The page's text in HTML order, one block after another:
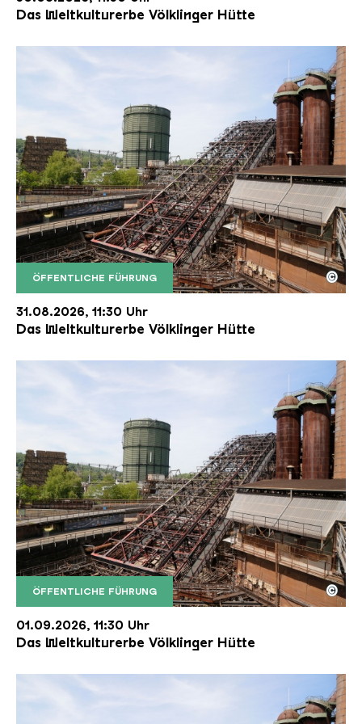
Das Weltkulturerbe Völklinger Hütte
ÖFFENTLICHE FÜHRUNG
Der Erzschrägaufzug der Völklinger Hütte mit
Copyright: Weltkulturerbe Völklinger Hütte | Karl
©
31.08.2026, 11:30 Uhr
Das Weltkulturerbe Völklinger Hütte
ÖFFENTLICHE FÜHRUNG
Der Erzschrägaufzug der Völklinger Hütte mit
Copyright: Weltkulturerbe Völklinger Hütte | Karl
©
01.09.2026, 11:30 Uhr
Das Weltkulturerbe Völklinger Hütte